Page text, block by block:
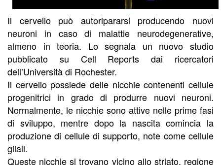
Il cervello può autoripararsi producendo nuovi
neuroni in caso di malattie neurodegenerative,
almeno in teoria. Lo segnala un nuovo studio
pubblicato su Cell Reports dai ricercatori
dell’Università di Rochester.
Il cervello possiede delle nicchie contenenti cellule
progenitrici in grado di produrre nuovi neuroni.
Normalmente, le nicchie sono attive nelle prime fasi
di sviluppo, mentre dopo la nascita comincia la
produzione di cellule di supporto, note come cellule
gliali.
Queste nicchie si trovano vicino allo striato, regione